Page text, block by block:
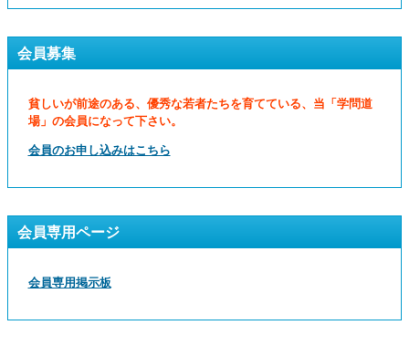
会員募集
貧しいが前途のある、優秀な若者たちを育てている、当「学問道
場」の会員になって下さい。
会員のお申し込みはこちら
会員専用ページ
会員専用掲示板